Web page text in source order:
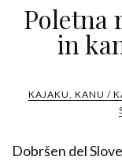
Poletna
in
KAJAKU, KANU /
Dobršen del